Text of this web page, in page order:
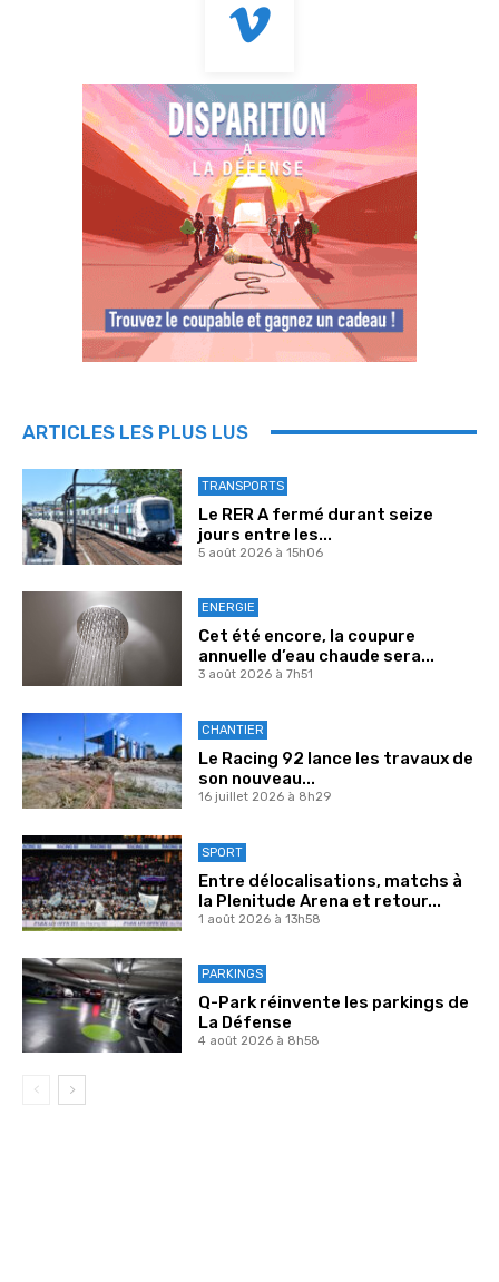
ARTICLES LES PLUS LUS
TRANSPORTS
Le RER A fermé durant seize
jours entre les...
5 août 2026 à 15h06
ENERGIE
Cet été encore, la coupure
annuelle d’eau chaude sera...
3 août 2026 à 7h51
CHANTIER
Le Racing 92 lance les travaux de
son nouveau...
16 juillet 2026 à 8h29
SPORT
Entre délocalisations, matchs à
la Plenitude Arena et retour...
1 août 2026 à 13h58
PARKINGS
Q-Park réinvente les parkings de
La Défense
4 août 2026 à 8h58